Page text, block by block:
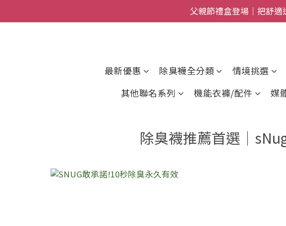
全館$800免運｜任
父親節禮盒登場｜把舒適
全館$800免運｜任
最新優惠 除臭襪全分類 情境挑選
其他聯名系列
機能衣褲/配件 媒
除臭襪推薦首選｜